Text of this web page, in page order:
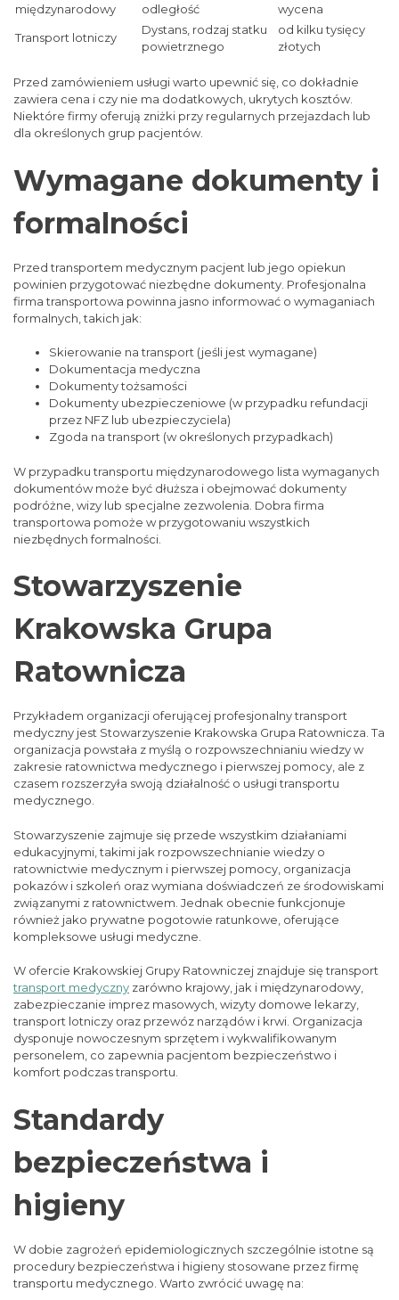
międzynarodowy
odległość
wycena
Transport lotniczy
Dystans, rodzaj statku
powietrznego
od kilku tysięcy
złotych
Przed zamówieniem usługi warto upewnić się, co dokładnie
zawiera cena i czy nie ma dodatkowych, ukrytych kosztów.
Niektóre firmy oferują zniżki przy regularnych przejazdach lub
dla określonych grup pacjentów.
Wymagane dokumenty i
formalności
Przed transportem medycznym pacjent lub jego opiekun
powinien przygotować niezbędne dokumenty. Profesjonalna
firma transportowa powinna jasno informować o wymaganiach
formalnych, takich jak:
Skierowanie na transport (jeśli jest wymagane)
Dokumentacja medyczna
Dokumenty tożsamości
Dokumenty ubezpieczeniowe (w przypadku refundacji
przez NFZ lub ubezpieczyciela)
Zgoda na transport (w określonych przypadkach)
W przypadku transportu międzynarodowego lista wymaganych
dokumentów może być dłuższa i obejmować dokumenty
podróżne, wizy lub specjalne zezwolenia. Dobra firma
transportowa pomoże w przygotowaniu wszystkich
niezbędnych formalności.
Stowarzyszenie
Krakowska Grupa
Ratownicza
Przykładem organizacji oferującej profesjonalny transport
medyczny jest Stowarzyszenie Krakowska Grupa Ratownicza. Ta
organizacja powstała z myślą o rozpowszechnianiu wiedzy w
zakresie ratownictwa medycznego i pierwszej pomocy, ale z
czasem rozszerzyła swoją działalność o usługi transportu
medycznego.
Stowarzyszenie zajmuje się przede wszystkim działaniami
edukacyjnymi, takimi jak rozpowszechnianie wiedzy o
ratownictwie medycznym i pierwszej pomocy, organizacja
pokazów i szkoleń oraz wymiana doświadczeń ze środowiskami
związanymi z ratownictwem. Jednak obecnie funkcjonuje
również jako prywatne pogotowie ratunkowe, oferujące
kompleksowe usługi medyczne.
W ofercie Krakowskiej Grupy Ratowniczej znajduje się transport
transport medyczny zarówno krajowy, jak i międzynarodowy,
zabezpieczanie imprez masowych, wizyty domowe lekarzy,
transport lotniczy oraz przewóz narządów i krwi. Organizacja
dysponuje nowoczesnym sprzętem i wykwalifikowanym
personelem, co zapewnia pacjentom bezpieczeństwo i
komfort podczas transportu.
Standardy
bezpieczeństwa i
higieny
W dobie zagrożeń epidemiologicznych szczególnie istotne są
procedury bezpieczeństwa i higieny stosowane przez firmę
transportu medycznego. Warto zwrócić uwagę na: